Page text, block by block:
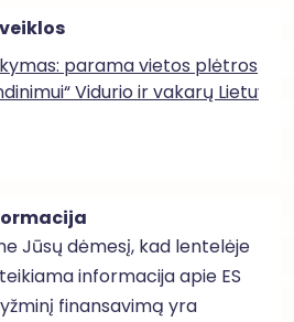
parama vietos plėtros
Vidurio ir vakarų Lietuvos
Jūsų dėmesį, kad lentelėje
informacija apie ES
finansavimą yra